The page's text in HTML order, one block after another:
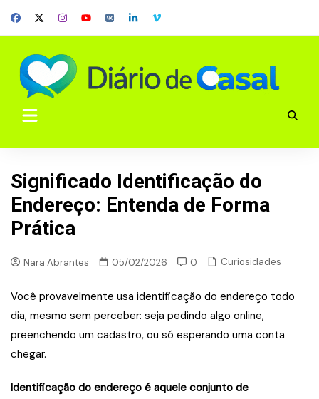
Significado Identificação do
Endereço: Entenda de Forma
Prática
Nara Abrantes 05/02/2026 0 Curiosidades
Você provavelmente usa identificação do endereço todo
dia, mesmo sem perceber: seja pedindo algo online,
preenchendo um cadastro, ou só esperando uma conta
chegar.
Identificação do endereço é aquele conjunto de